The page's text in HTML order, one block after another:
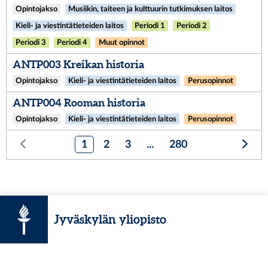
Opintojakso Musiikin, taiteen ja kulttuurin tutkimuksen laitos
Kieli- ja viestintätieteiden laitos Periodi 1 Periodi 2
Periodi 3 Periodi 4 Muut opinnot
ANTP003 Kreikan historia
Opintojakso Kieli- ja viestintätieteiden laitos Perusopinnot
ANTP004 Rooman historia
Opintojakso Kieli- ja viestintätieteiden laitos Perusopinnot
1 2 3 ... 280
Jyväskylän yliopisto